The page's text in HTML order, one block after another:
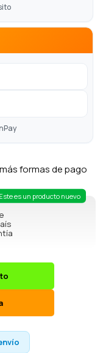
formas de pago
Este es un producto nuevo